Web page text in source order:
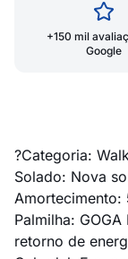
+150 mil
Google
?Categoria:
Solado: Nova
Amortecimento:
Palmilha:
retorno de